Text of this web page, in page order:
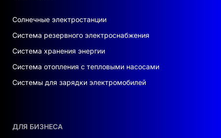
Комплексная защита:
от перегрузок по току, перенапряжений,
обнаружение остаточного тока, защищая
правильности полярности DC,
Солнечные электростанции
Система резервного электроснабжения
Система хранения энергии
Система отопления с тепловыми насосами
Системы для зарядки электромобилей
ДЛЯ БИЗНЕСА